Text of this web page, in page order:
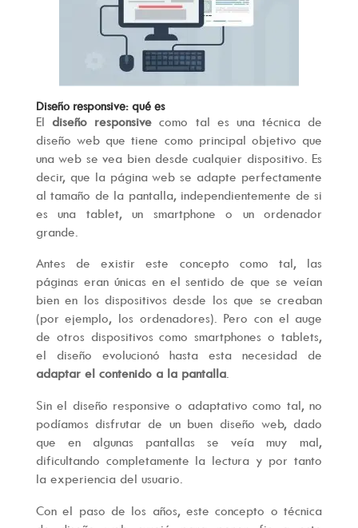
Diseño responsive: qué es
El diseño responsivecomo tal es una técnica de
diseño web que tiene como principal objetivo que
una web se vea bien desde cualquier dispositivo. Es
decir, que la página web se adapte perfectamente
al tamaño de la pantalla, independientemente de si
es una tablet, un smartphone o un ordenador
grande.
Antes de existir este concepto como tal, las
páginas eran únicas en el sentido de que se veían
bien en los dispositivos desde los que se creaban
(por ejemplo, los ordenadores). Pero con el auge
de otros dispositivos como smartphones o tablets,
el diseño evolucionó hasta esta necesidad de
adaptar el contenido a la pantalla.
Sin el diseño responsive o adaptativo como tal, no
podíamos disfrutar de un buen diseño web, dado
que en algunas pantallas se veía muy mal,
dificultando completamente la lectura y por tanto
la experiencia del usuario.
Con el paso de los años, este concepto o técnica